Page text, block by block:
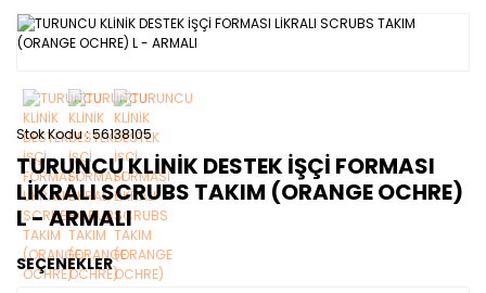
Stok Kodu 56138105
TURUNCU KLİNİK DESTEK İŞÇİ FORMASI
LİKRALI SCRUBS TAKIM (ORANGE OCHRE)
L - ARMALI
SEÇENEKLER